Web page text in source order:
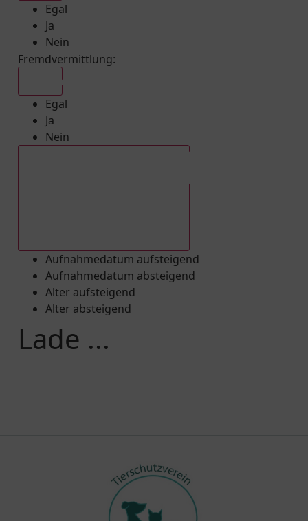
Egal
Ja
Nein
Fremdvermittlung:
Egal
Ja
Nein
Aufnahmedatum aufsteigend
Aufnahmedatum absteigend
Alter aufsteigend
Alter absteigend
Lade ...